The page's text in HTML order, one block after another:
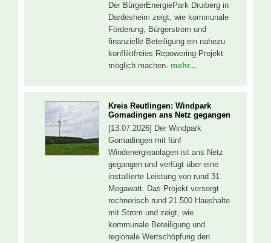
Der BürgerEnergiePark Druiberg in
Dardesheim zeigt, wie kommunale
Förderung, Bürgerstrom und
finanzielle Beteiligung ein nahezu
konfliktfreies Repowering-Projekt
möglich machen. mehr...
Kreis Reutlingen: Windpark
Gomadingen ans Netz gegangen
[13.07.2026] Der Windpark
Gomadingen mit fünf
Windenergieanlagen ist ans Netz
gegangen und verfügt über eine
installierte Leistung von rund 31
Megawatt. Das Projekt versorgt
rechnerisch rund 21.500 Haushalte
mit Strom und zeigt, wie
kommunale Beteiligung und
regionale Wertschöpfung den